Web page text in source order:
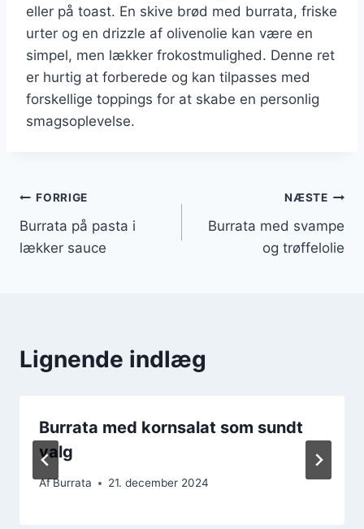
eller på toast. En skive brød med burrata, friske
urter og en drizzle af olivenolie kan være en
simpel, men lækker frokostmulighed. Denne ret
er hurtig at forberede og kan tilpasses med
forskellige toppings for at skabe en personlig
smagsoplevelse.
Indlægsnavigation
FORRIGE
Burrata på pasta i
lækker sauce
NÆSTE
Burrata med svampe
og trøffelolie
Lignende indlæg
Burrata med kornsalat som sundt
valg
AfBurrata 21. december 2024